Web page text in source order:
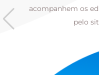
acompanhem os
pelo